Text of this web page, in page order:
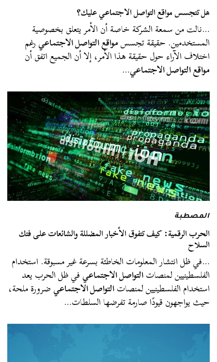
هل تتجسس مواقع التواصل الاجتماعي عليك؟
…نالت من سمعة الشركة خاصة أن الأمر يتعلق بخصوصية
المستخدمين. حقيقة تجسسمواقع التواصل الاجتماعيرغم
اختلاف الآراء حول حقيقة هذا الأمر، إلا أن الجميع اتفق أن
مواقع التواصل الاجتماعي…
المصطبة
الحرب الرقمية: كيف تتفوق الأخبار المضللة والشائعات على فتك
السلاح
…في ظل انتشار المعلومات الخاطئة بسرعة غير مسبوقة. استخدام
الفلسطينيين لمنصاتالتواصل الاجتماعيفي ظل الحرب يعد
استخدام الفلسطينيين لمنصاتالتواصل الاجتماعيضرورة ملحة،
حيث يواجهون قيودًا صارمة تفرضها السلطات…